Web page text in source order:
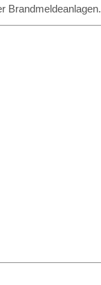
Brandmeldeanlagen.